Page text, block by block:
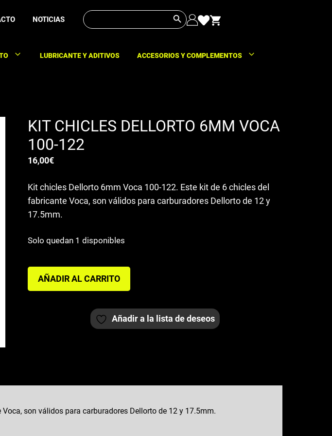
NOTICIAS Buscar: Botón de búsqueda
LUBRICANTE Y ADITIVOS ACCESORIOS Y COMPLEMENTOS
KIT CHICLES DELLORTO 6MM VOCA
100-122
16,00€
Kit chicles Dellorto 6mm Voca 100-122. Este kit de 6 chicles del
fabricante Voca, son válidos para carburadores Dellorto de 12 y
17.5mm.
Solo quedan 1 disponibles
KIT
CHICLES
DELLORTO
AÑADIR AL CARRITO
Añadir a la lista de deseos
son válidos para carburadores Dellorto de 12 y 17.5mm.